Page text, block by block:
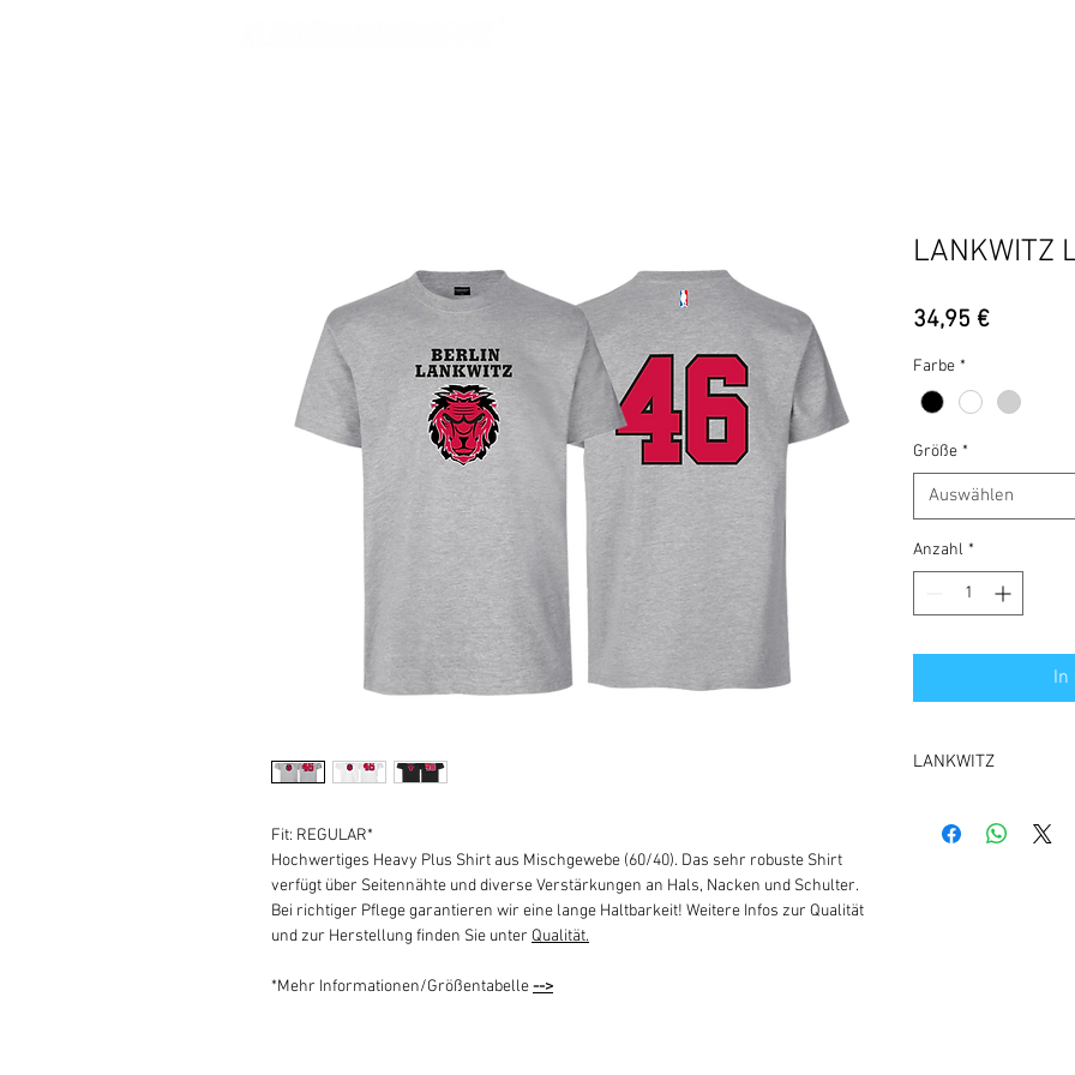
Fit: REGULAR*
Hochwertiges Heavy Plus Shirt aus Mischgewebe (60/40). Das sehr robuste Shirt
verfügt über Seitennähte und diverse Verstärkungen an Hals, Nacken und Schulter.
Bei richtiger Pflege garantieren wir eine lange Haltbarkeit! Weitere Infos zur Qualität
und zur Herstellung finden Sie unter Qualität.
*Mehr Informationen/Größentabelle-->
LANKWITZ
34,95 €Preis
Farbe *
Größe *
Auswählen
Anzahl *
In
LANKWITZ